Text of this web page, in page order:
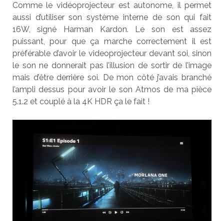
Comme le vidéoprojecteur est autonome, il permet
aussi d’utiliser son système interne de son qui fait
16W, signé Harman Kardon. Le son est assez
puissant, pour que ça marche correctement il est
préférable d’avoir le videoprojecteur devant soi, sinon
le son ne donnerait pas l’illusion de sortir de l’image
mais d’être derrière soi. De mon côté j’avais branché
l’ampli dessus pour avoir le son Atmos de ma pièce
5.1.2 et couplé à la 4K HDR ça le fait !